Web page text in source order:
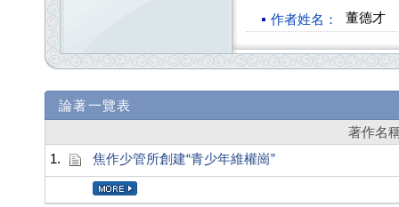
作者姓名： 董德才
論著一覽表
著作名
1.
焦作少管所創建“青少年維權崗”